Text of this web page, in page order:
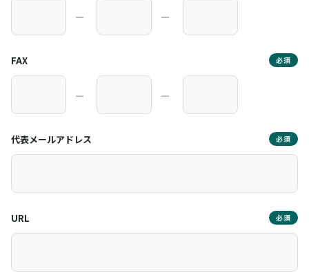
― ―
FAX 必須
― ―
代表メールアドレス 必須
URL 必須